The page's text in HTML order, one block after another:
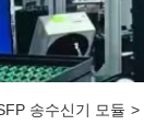
송수신기 모듈 >